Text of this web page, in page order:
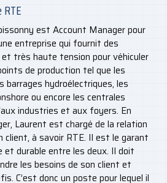
est Account Manager pour
entreprise qui fournit des
très haute tension pour véhiculer
de production tel que les
barrages hydroélectriques, les
ou encore les centrales
industries et aux foyers. En
Laurent est chargé de la relation
à savoir RTE. Il est le garant
et durable entre les deux. Il doit
les besoins de son client et
C’est donc un poste pour lequel il